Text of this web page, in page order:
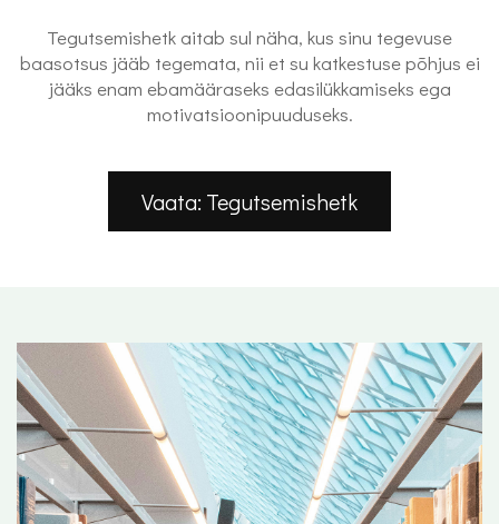
Tegutsemishetk aitab sul näha, kus sinu tegevuse
baasotsus jääb tegemata, nii et su katkestuse põhjus ei
jääks enam ebamääraseks edasilükkamiseks ega
motivatsioonipuuduseks.
Vaata: Tegutsemishetk